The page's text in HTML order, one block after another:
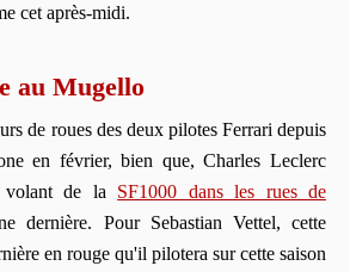
cet après-midi.
au Mugello
de roues des deux pilotes Ferrari depuis
en février, bien que, Charles Leclerc
volant de la SF1000 dans les rues de
dernière. Pour Sebastian Vettel, cette
en rouge qu'il pilotera sur cette saison